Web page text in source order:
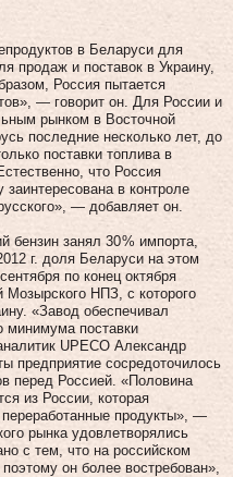
в Беларуси для
продаж и поставок в Украину,
Россия пытается
— говорит он. Для России и
рынком в Восточной
последние несколько лет, до
поставки топлива в
что Россия
в контроле
— добавляет он.
бензин занял 30 % импорта,
г. доля Беларуси на этом
по конец октября
Мозырского НПЗ, с которого
«Завод обеспечивал
минимума поставки
UPECO Александр
предприятие сосредоточилось
перед Россией. «Половина
из России, которая
переработанные продукты», —
рынка удовлетворялись
с тем, что на российском
он более востребован»,